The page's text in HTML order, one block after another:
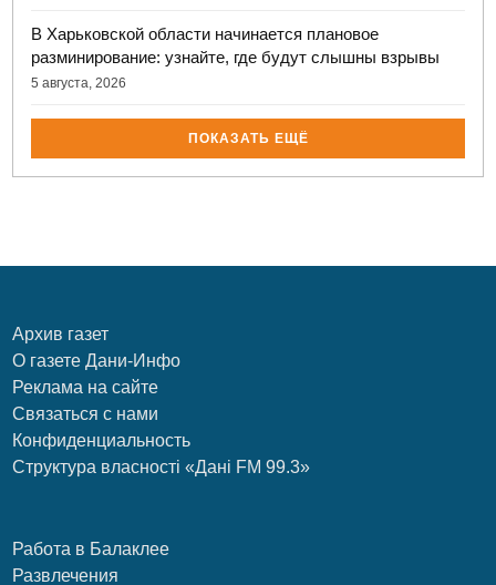
В Харьковской области начинается плановое
разминирование: узнайте, где будут слышны взрывы
5 августа, 2026
ПОКАЗАТЬ ЕЩЁ
Архив газет
О газете Дани-Инфо
Реклама на сайте
Связаться с нами
Конфиденциальность
Структура власності «Дані FM 99.3»
Работа в Балаклее
Развлечения